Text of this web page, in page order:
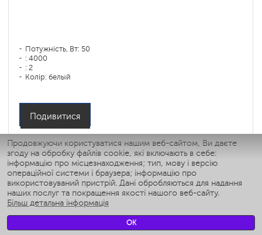
Продовжуючи користуватися нашим веб-сайтом, Ви даєте
згоду на обробку файлів cookie, які включають в себе:
інформацію про місцезнаходження; тип, мову і версію
операційної системи і браузера; інформацію про
використовуваний пристрій. Дані обробляються для надання
наших послуг та покращення якості нашого веб-сайту.
Більш детальна інформація
OK
Потужність, Вт: 50
: 4000
: 2
Колір: белый
Подивитися